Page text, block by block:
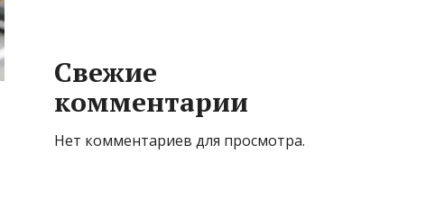
Свежие
комментарии
Нет комментариев для просмотра.